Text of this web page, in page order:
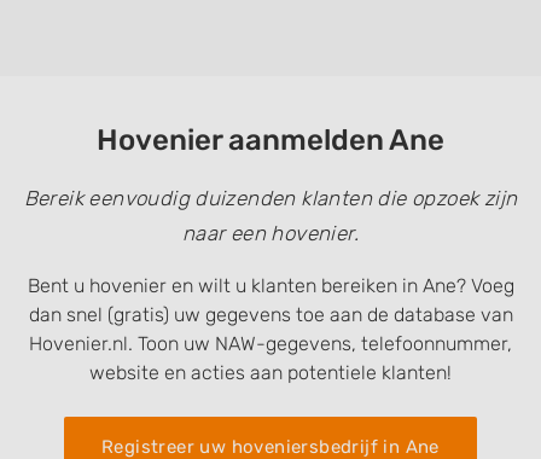
Hovenier aanmelden Ane
Bereik eenvoudig duizenden klanten die opzoek zijn
naar een hovenier.
Bent u hovenier en wilt u klanten bereiken in Ane? Voeg
dan snel (gratis) uw gegevens toe aan de database van
Hovenier.nl. Toon uw NAW-gegevens, telefoonnummer,
website en acties aan potentiele klanten!
Registreer uw hoveniersbedrijf in Ane